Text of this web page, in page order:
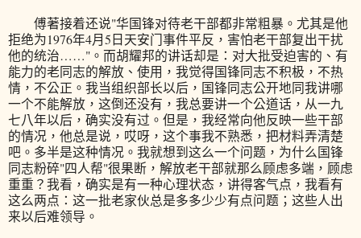
傅著接着还说"华国锋对待老干部都非常粗暴。尤其是他
拒绝为1976年4月5日天安门事件平反，害怕老干部复出干扰
他的统治……"。而胡耀邦的讲话却是：对大批受迫害的、有
能力的老同志的解放、使用，我觉得国锋同志不积极，不热
情，不公正。我当组织部长以后，国锋同志公开地同我讲哪
一个不能解放，这倒还没有，我总要讲一个公道话，从一九
七八年以后，确实没有过。但是，我经常向他反映一些干部
的情况，他总是说，哎呀，这个事我不熟悉，把材料弄清楚
吧。多半是这种情况。我就想到这么一个问题，为什么国锋
同志粉碎"四人帮"很果断，解放老干部就那么顾虑多端，顾虑
重重？我看，确实是有一种心理状态，讲得客气点，我看有
这么两点：这一批老家伙总是多多少少有点问题；这些人出
来以后难领导。